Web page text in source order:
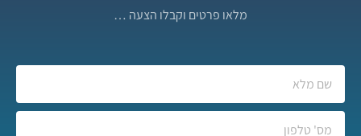
מלאו פרטים וקבלו הצעה …